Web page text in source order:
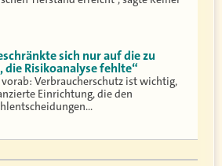
sich nur auf die zu
die Risikoanalyse fehlte“
Verbraucherschutz ist wichtig,
Einrichtung, die den